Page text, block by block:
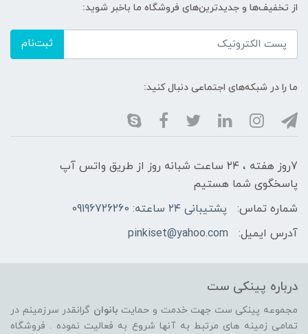
از تخفیف‌ها و جدیدترین‌های فروشگاه ما باخبر شوید:
ثبت‌نام
ما را در شبکه‌های اجتماعی دنبال کنید:
7روز هفته ، ۲۴ ساعت شبانه‌ روز از طریق واتس آپ
پاسخگوی شما هستیم
شماره تماس:
پشتیبانی ۲۴ ساعته: 09196726260
آدرس ایمیل:
pinkiset@yahoo.com
درباره پینکی ست
مجموعه پینکی ست جهت خدمت و حمایت بانوان گرانقدر سرزمینم در
تمامی زمینه های مرتبط به آنها شروع به فعالیت نموده . فروشگاه